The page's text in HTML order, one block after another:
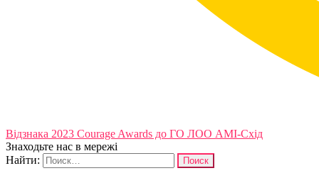
Відзнака 2023 Courage Awards до ГО ЛОО АМІ-Схід
Знаходьте нас в мережі
Найти: